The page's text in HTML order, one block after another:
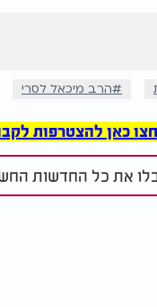
הרב מיכאל לסרי
להצטרפות לקבוצות
את כל החדשות